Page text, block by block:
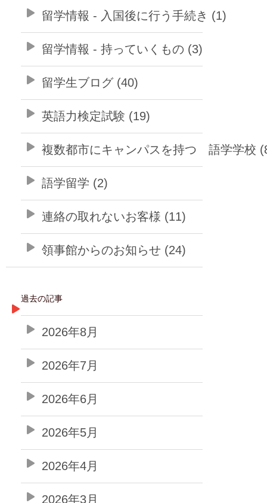
留学情報 - 入国後に行う手続き (1)
留学情報 - 持っていくもの (3)
留学生ブログ (40)
英語力検定試験 (19)
複数都市にキャンパスを持つ 語学学校
語学留学 (2)
連絡の取れないお客様 (11)
領事館からのお知らせ (24)
過去の記事
2026年8月
2026年7月
2026年6月
2026年5月
2026年4月
2026年3月